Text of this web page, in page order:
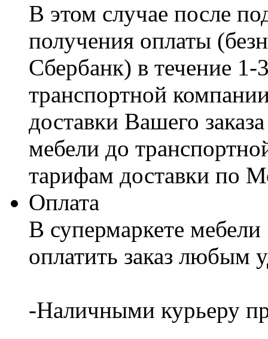
В этом случае после
получения оплаты
Сбербанк) в течение
транспортной
доставки Вашего
мебели до
тарифам доставки по
Оплата
В супермаркете
оплатить заказ любым
-Наличными курьеру